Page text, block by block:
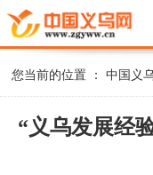
您当前的位置 ：中国义
“义乌发展经